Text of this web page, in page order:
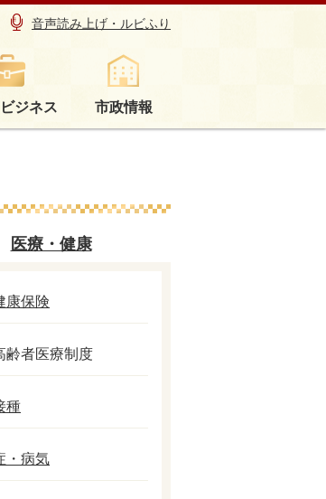
音声読み上げ・ルビふり
ジネス 市政情報
医療・健康
康保険
齢者医療制度
種
・病気